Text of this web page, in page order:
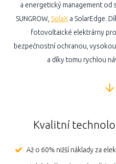
a energetický management od
SUNGROW, SolaX a SolarEdge.
fotovoltaické elektrárny
bezpečnostní ochranou,
a díky tomu rychlou
Kvalitní
Až o 60% nižší náklady za